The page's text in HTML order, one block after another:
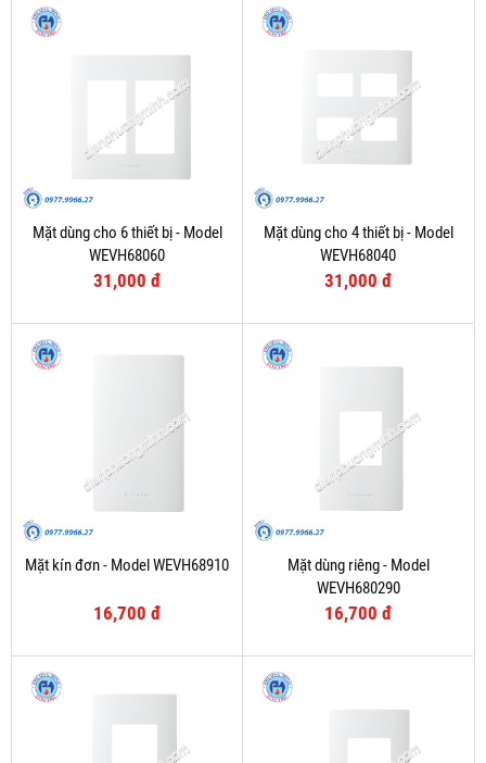
Mặt dùng cho 6 thiết bị - Model
WEVH68060
31,000 đ
Mặt dùng cho 4 thiết bị - Model
WEVH68040
31,000 đ
Mặt kín đơn - Model WEVH68910
16,700 đ
Mặt dùng riêng - Model
WEVH680290
16,700 đ